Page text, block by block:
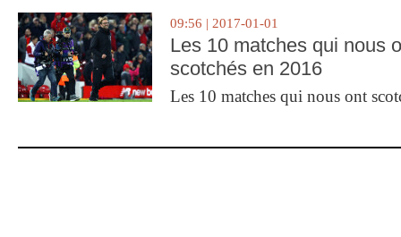
09:56 | 2017-01-01
Les 10 matches qui nous
scotchés en 2016
Les 10 matches qui nous ont